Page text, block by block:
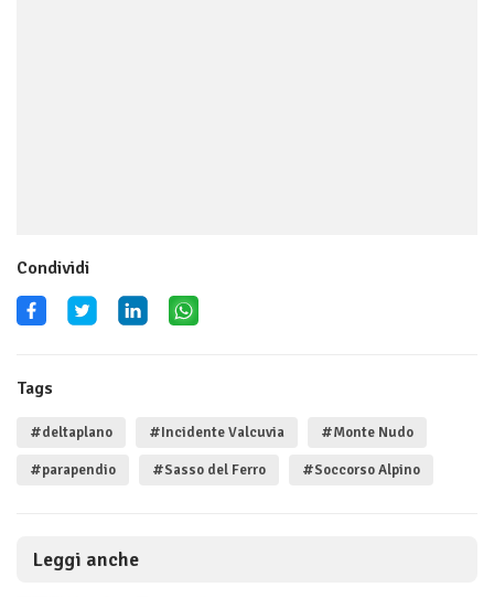
Condividi
Tags
#deltaplano #Incidente Valcuvia #Monte Nudo
#parapendio #Sasso del Ferro #Soccorso Alpino
Leggi anche